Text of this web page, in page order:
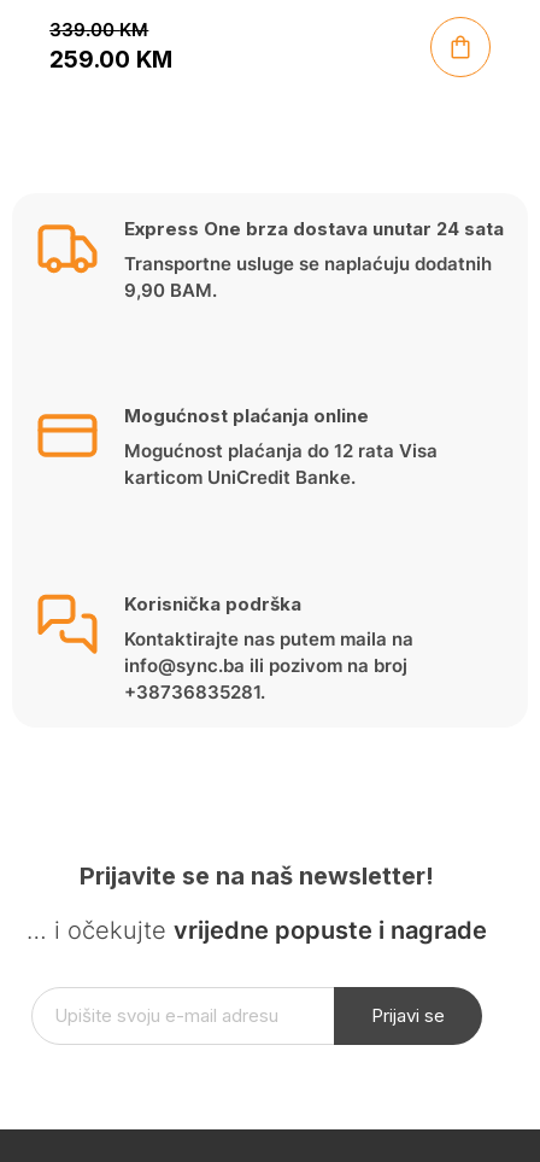
339.00KM
259.00 KM
Express One brza dostava unutar 24 sata
Transportne usluge se naplaćuju dodatnih
9,90 BAM.
Mogućnost plaćanja online
Mogućnost plaćanja do 12 rata Visa
karticom UniCredit Banke.
Korisnička podrška
Kontaktirajte nas putem maila na
info@sync.ba ili pozivom na broj
+38736835281.
Prijavite se na naš newsletter!
… i očekujte vrijedne popuste i nagrade
Prijavi se